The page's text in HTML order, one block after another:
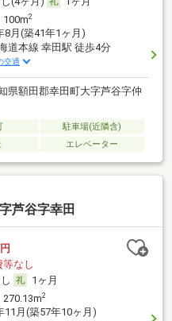
2
8月(築41年1ヶ月)
道本線 幸田駅 徒歩4分
交通
県額田郡幸田町大字芦谷字仲
駐車場(近隣含)
エレベーター
芦谷字幸田
等なし
1ヶ月
2
11月(築57年10ヶ月)